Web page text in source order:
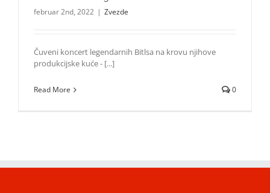
februar 2nd, 2022 | Zvezde
Čuveni koncert legendarnih Bitlsa na krovu njihove
produkcijske kuće - [...]
Read More 0